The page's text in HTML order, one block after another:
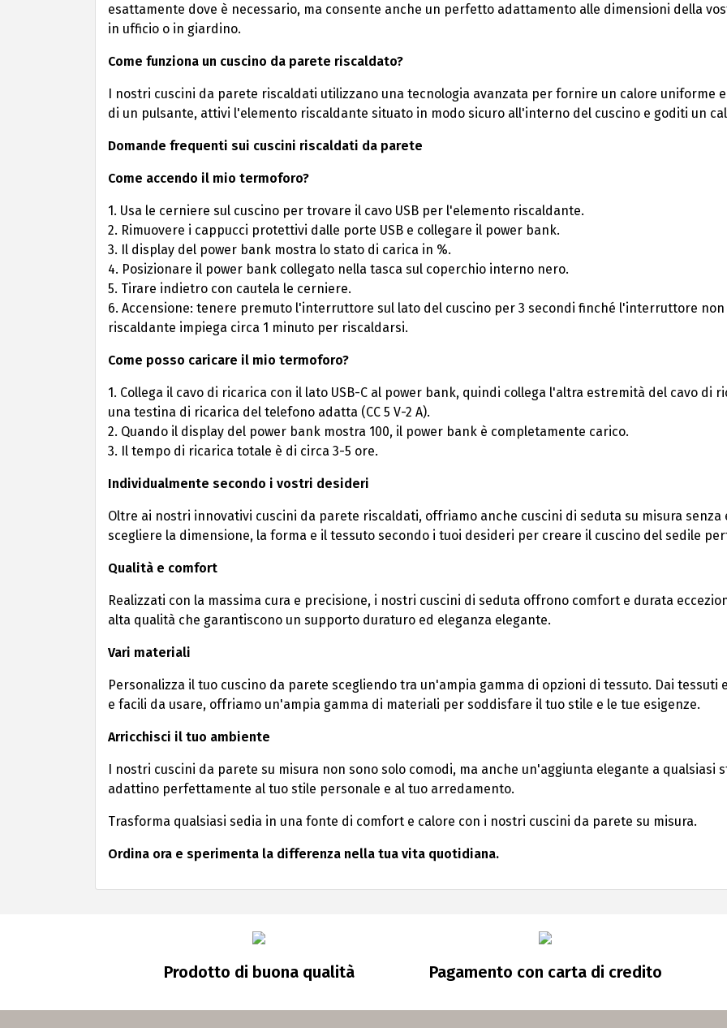
esattamente dove è necessario, ma consente anche un perfetto adattamento alle dimensioni della
in ufficio o in giardino.
Come funziona un cuscino da parete riscaldato?
I nostri cuscini da parete riscaldati utilizzano una tecnologia avanzata per fornire un calore uniforme
di un pulsante, attivi l'elemento riscaldante situato in modo sicuro all'interno del cuscino e goditi un
Domande frequenti sui cuscini riscaldati da parete
Come accendo il mio termoforo?
1. Usa le cerniere sul cuscino per trovare il cavo USB per l'elemento riscaldante.
2. Rimuovere i cappucci protettivi dalle porte USB e collegare il power bank.
3. Il display del power bank mostra lo stato di carica in %.
4. Posizionare il power bank collegato nella tasca sul coperchio interno nero.
5. Tirare indietro con cautela le cerniere.
6. Accensione: tenere premuto l'interruttore sul lato del cuscino per 3 secondi finché l'interruttore
riscaldante impiega circa 1 minuto per riscaldarsi.
Come posso caricare il mio termoforo?
1. Collega il cavo di ricarica con il lato USB-C al power bank, quindi collega l'altra estremità del cavo di
una testina di ricarica del telefono adatta (CC 5 V-2 A).
2. Quando il display del power bank mostra 100, il power bank è completamente carico.
3. Il tempo di ricarica totale è di circa 3-5 ore.
Individualmente secondo i vostri desideri
Oltre ai nostri innovativi cuscini da parete riscaldati, offriamo anche cuscini di seduta su misura
scegliere la dimensione, la forma e il tessuto secondo i tuoi desideri per creare il cuscino del sedile
Qualità e comfort
Realizzati con la massima cura e precisione, i nostri cuscini di seduta offrono comfort e durata
alta qualità che garantiscono un supporto duraturo ed eleganza elegante.
Vari materiali
Personalizza il tuo cuscino da parete scegliendo tra un'ampia gamma di opzioni di tessuto. Dai
e facili da usare, offriamo un'ampia gamma di materiali per soddisfare il tuo stile e le tue esigenze.
Arricchisci il tuo ambiente
I nostri cuscini da parete su misura non sono solo comodi, ma anche un'aggiunta elegante a qualsiasi
adattino perfettamente al tuo stile personale e al tuo arredamento.
Trasforma qualsiasi sedia in una fonte di comfort e calore con i nostri cuscini da parete su misura.
Ordina ora e sperimenta la differenza nella tua vita quotidiana.
Prodotto di buona qualità Pagamento con carta di credito